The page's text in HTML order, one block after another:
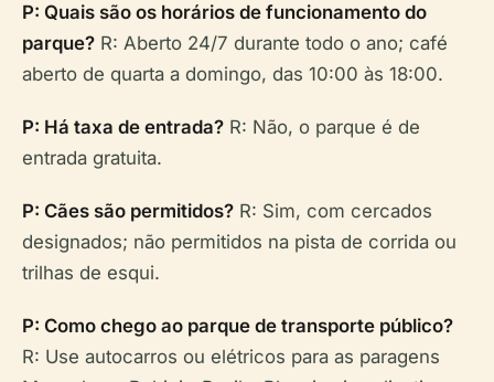
P: Quais são os horários de funcionamento do
parque? R: Aberto 24/7 durante todo o ano; café
aberto de quarta a domingo, das 10:00 às 18:00.
P: Há taxa de entrada? R: Não, o parque é de
entrada gratuita.
P: Cães são permitidos? R: Sim, com cercados
designados; não permitidos na pista de corrida ou
trilhas de esqui.
P: Como chego ao parque de transporte público?
R: Use autocarros ou elétricos para as paragens